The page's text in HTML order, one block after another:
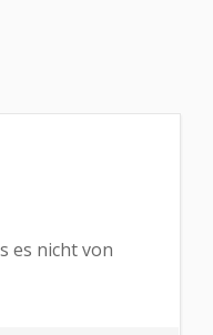
es nicht von